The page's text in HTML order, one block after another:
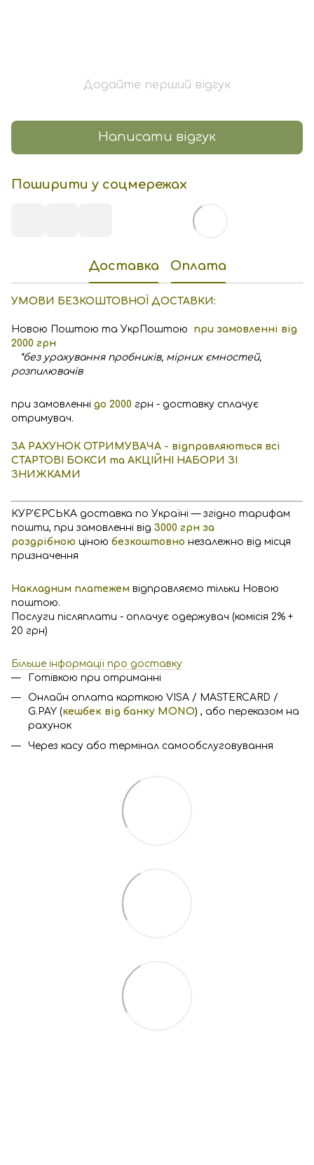
Додайте перший відгук
Написати відгук
Поширити у соцмережах
Доставка Оплата
УМОВИ БЕЗКОШТОВНОЇ ДОСТАВКИ:
Новою Поштою та УкрПоштою при замовленні від
2000 грн
*без урахування пробників, мірних ємностей,
розпилювачів
при замовленні до 2000 грн - доставку сплачує
отримувач.
ЗА РАХУНОК ОТРИМУВАЧА - відправляються всі
СТАРТОВІ БОКСИ та АКЦІЙНІ НАБОРИ ЗІ
ЗНИЖКАМИ
КУР'ЄРСЬКА доставка по Україні — згідно тарифам
пошти, при замовленні від 3000 грн за
роздрібною ціною безкоштовно незалежно від місця
призначення
Накладним платежем відправляємо тільки Новою
поштою.
Послуги післяплати - оплачує одержувач (комісія 2% +
20 грн)
Більше інформації про доставку
Готівкою при отриманні
Онлайн оплата карткою VISA / MASTERCARD /
G.PAY (кешбек від банку MONO) , або переказом на
рахунок
Через касу або термінал самообслуговування